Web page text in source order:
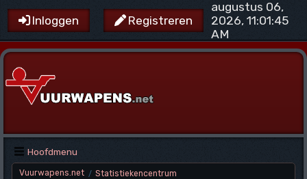
Inloggen Registreren
augustus 06,
2026, 11:01:45
AM
Hoofdmenu
Vuurwapens.net / Statistiekencentrum